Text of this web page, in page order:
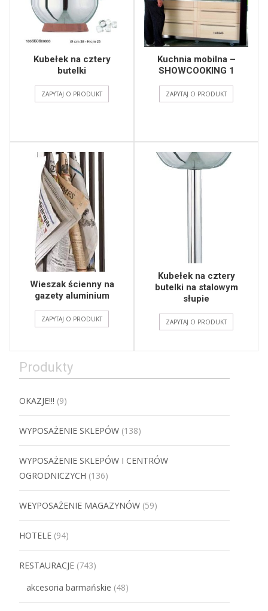
Kubełek na cztery
butelki
ZAPYTAJ O PRODUKT
Kuchnia mobilna –
SHOWCOOKING 1
ZAPYTAJ O PRODUKT
Wieszak ścienny na
gazety aluminium
ZAPYTAJ O PRODUKT
Kubełek na cztery
butelki na stalowym
słupie
ZAPYTAJ O PRODUKT
Produkty
OKAZJE!!! (9)
WYPOSAŻENIE SKLEPÓW (138)
WYPOSAŻENIE SKLEPÓW I CENTRÓW
OGRODNICZYCH (136)
WEYPOSAŻENIE MAGAZYNÓW (59)
HOTELE (94)
RESTAURACJE (743)
akcesoria barmańskie (48)